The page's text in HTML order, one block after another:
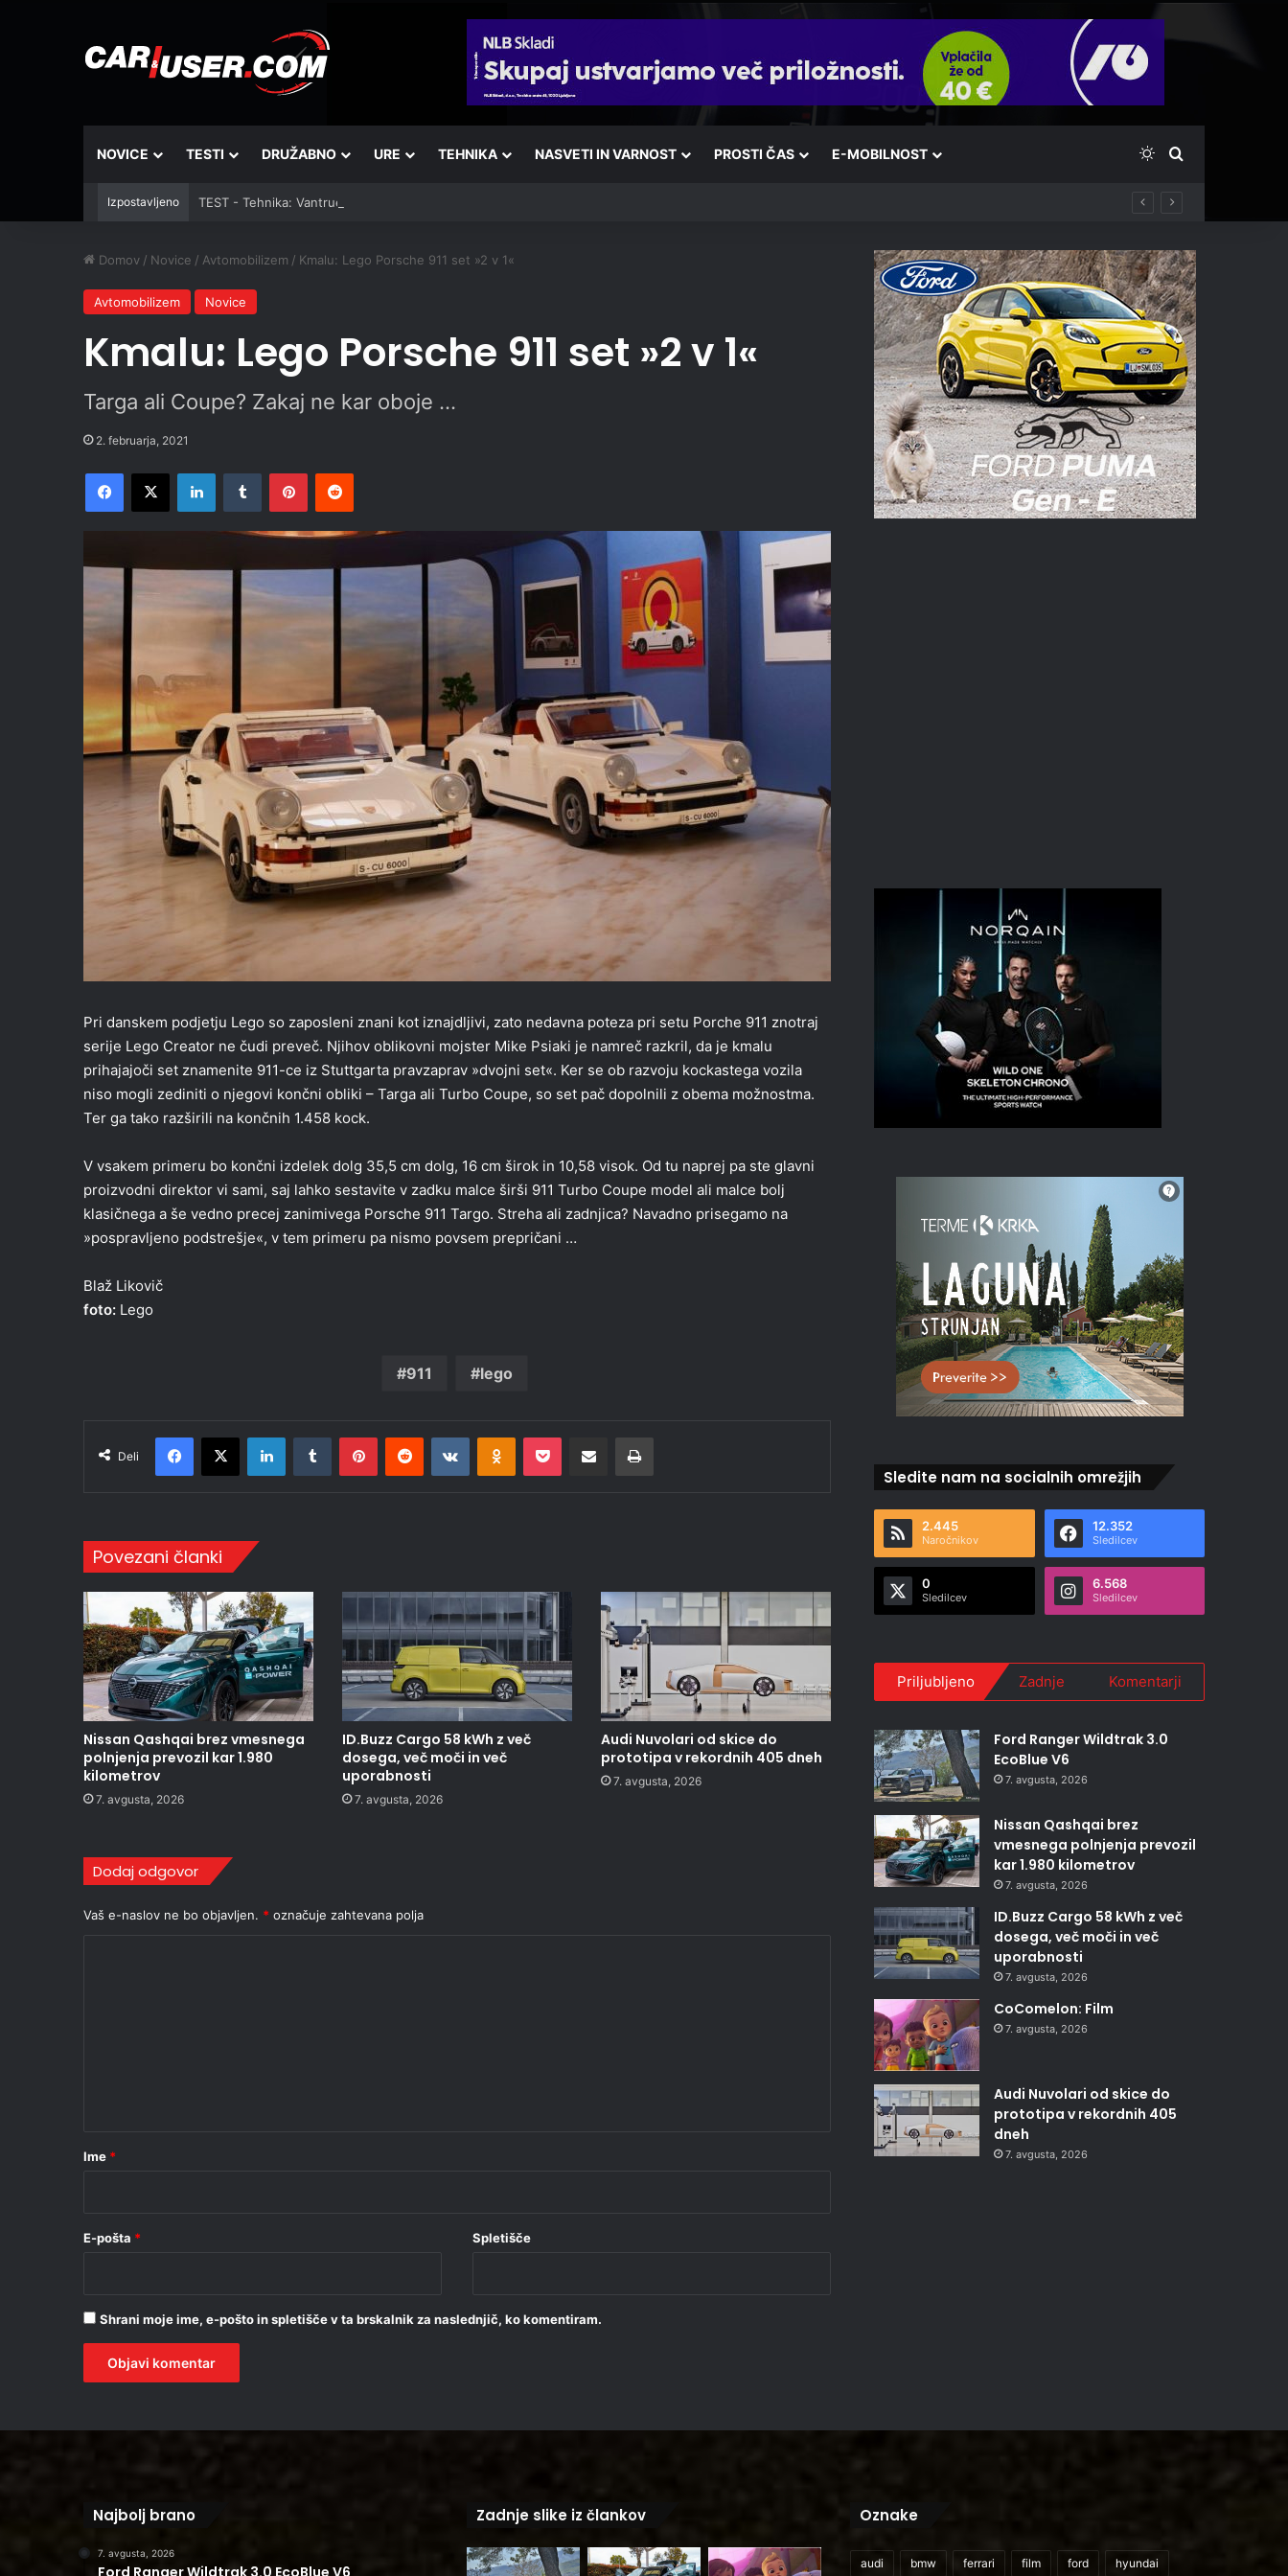
NOVICE TESTI DRUŽABNO URE TEHNIKA NASVETI IN VARNOST PROSTI ČAS E-MOBILNOST Switch skin
Išči
Izpostavljeno TEST - Tehnika: Vantrue JS3
Domov / Novice / Avtomobilizem / Kmalu: Lego Porsche 911 set »2 v 1«
Avtomobilizem Novice
Kmalu: Lego Porsche 911 set »2 v 1«
Targa ali Coupe? Zakaj ne kar oboje …
2. februarja, 2021
Facebook
X LinkedInTumblr PinterestReddit
Pri danskem podjetju Lego so zaposleni znani kot iznajdljivi, zato nedavna poteza pri setu Porche 911 znotraj
serije Lego Creator ne čudi preveč. Njihov oblikovni mojster Mike Psiaki je namreč razkril, da je kmalu
prihajajoči set znamenite 911-ce iz Stuttgarta pravzaprav »dvojni set«. Ker se ob razvoju kockastega vozila
niso mogli zediniti o njegovi končni obliki – Targa ali Turbo Coupe, so set pač dopolnili z obema možnostma.
Ter ga tako razširili na končnih 1.458 kock.
V vsakem primeru bo končni izdelek dolg 35,5 cm dolg, 16 cm širok in 10,58 visok. Od tu naprej pa ste glavni
proizvodni direktor vi sami, saj lahko sestavite v zadku malce širši 911 Turbo Coupe model ali malce bolj
klasičnega a še vedno precej zanimivega Porsche 911 Targo. Streha ali zadnjica? Navadno prisegamo na
»pospravljeno podstrešje«, v tem primeru pa nismo povsem prepričani …
Blaž Likovič
foto: Lego
911 lego
Deli
Facebook
X LinkedInTumblr PinterestReddit VKontakteOdnoklassniki
Pocket Deli po epošti Natisni
Povezani članki
Nissan Qashqai brez vmesnega
polnjenja prevozil kar 1.980
kilometrov
7. avgusta, 2026
ID.Buzz Cargo 58 kWh z več
dosega, več moči in več
uporabnosti
7. avgusta, 2026
Audi Nuvolari od skice do
prototipa v rekordnih 405 dneh
7. avgusta, 2026
Dodaj odgovor
Vaš e-naslov ne bo objavljen. * označuje zahtevana polja
r
Ime *
E-pošta * Spletišče
Shrani moje ime, e-pošto in spletišče v ta brskalnik za naslednjič, ko komentiram.
Sledite nam na socialnih omrežjih
2.445
Naročnikov
12.352
Sledilcev
0
Sledilcev
6.568
Sledilcev
Priljubljeno Zadnje Komentarji
Ford Ranger Wildtrak 3.0
EcoBlue V6
7. avgusta, 2026
Nissan Qashqai brez
vmesnega polnjenja prevozil
kar 1.980 kilometrov
7. avgusta, 2026
ID.Buzz Cargo 58 kWh z več
dosega, več moči in več
uporabnosti
7. avgusta, 2026
CoComelon: Film
7. avgusta, 2026
Audi Nuvolari od skice do
prototipa v rekordnih 405
dneh
7. avgusta, 2026
Najbolj brano
7. avgusta, 2026
Zadnje slike iz člankov Oznake
audi bmw ferrari film ford hyundai